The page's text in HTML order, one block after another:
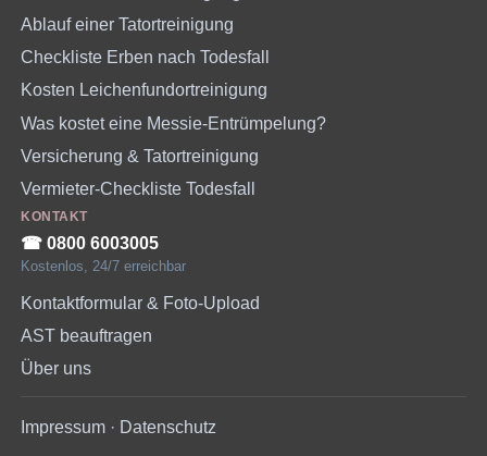
Ablauf einer Tatortreinigung
Checkliste Erben nach Todesfall
Kosten Leichenfundortreinigung
Was kostet eine Messie-Entrümpelung?
Versicherung & Tatortreinigung
Vermieter-Checkliste Todesfall
KONTAKT
☎︎ 0800 6003005
Kostenlos, 24/7 erreichbar
Kontaktformular & Foto-Upload
AST beauftragen
Über uns
Impressum · Datenschutz